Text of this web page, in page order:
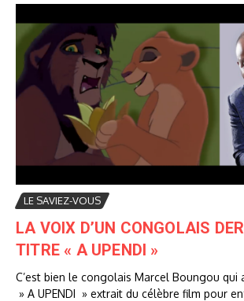
LE SAVIEZ-VOUS
LA VOIX D’UN CONGOLAIS
TITRE « A UPENDI »
C’est bien le congolais Marcel Boungou qui
» A UPENDI » extrait du célèbre film pour